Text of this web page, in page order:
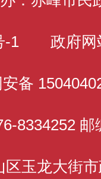
-1 政府网
备
8334252 邮
玉龙大街